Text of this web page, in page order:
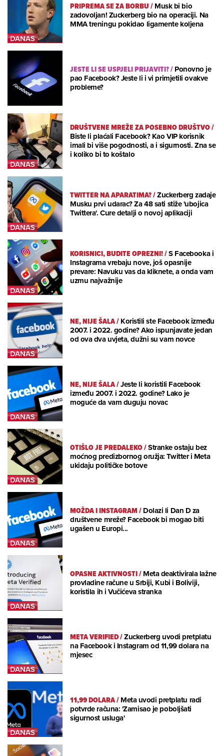
PRIPREMA SE ZA BORBU/Musk bi bio
zadovoljan! Zuckerberg bio na operaciji. Na
MMA treningu pokidao ligamente koljena
JESTE LI SE USPJELI PRIJAVITI?/Ponovno je
pao Facebook? Jeste li i vi primjetili ovakve
probleme?
DRUŠTVENE MREŽE ZA POSEBNO DRUŠTVO/
Biste li plaćali Facebook? Kao VIP korisnik
imali bi više pogodnosti, a i sigurnosti. Zna se
i koliko bi to koštalo
TWITTER NA APARATIMA?/Zuckerberg zadaje
Musku prvi udarac? Za 48 sati stiže 'ubojica
Twittera'. Cure detalji o novoj aplikaciji
KORISNICI, BUDITE OPREZNI!/S Facebooka i
Instagrama vrebaju nove, još opasnije
prevare: Navuku vas da kliknete, a onda vam
uzmu najvažnije
NE, NIJE ŠALA/Koristili ste Facebook između
2007. i 2022. godine? Ako ispunjavate jedan
od ova dva uvjeta, dužni su vam novce
NE, NIJE ŠALA/Jeste li koristili Facebook
između 2007. i 2022. godine? Lako je
moguće da vam duguju novac
OTIŠLO JE PREDALEKO/Stranke ostaju bez
moćnog predizbornog oružja: Twitter i Meta
ukidaju političke botove
MOŽDA I INSTAGRAM/Dolazi li Dan D za
društvene mreže? Facebook bi mogao biti
ugašen u Europi...
OPASNE AKTIVNOSTI/Meta deaktivirala lažne
provladine račune u Srbiji, Kubi i Boliviji,
koristila ih i Vučićeva stranka
META VERIFIED/Zuckerberg uvodi pretplatu
na Facebook i Instagram od 11,99 dolara na
mjesec
11,99 DOLARA/Meta uvodi pretplatu radi
potvrde računa: 'Zamisao je poboljšati
sigurnost usluga'